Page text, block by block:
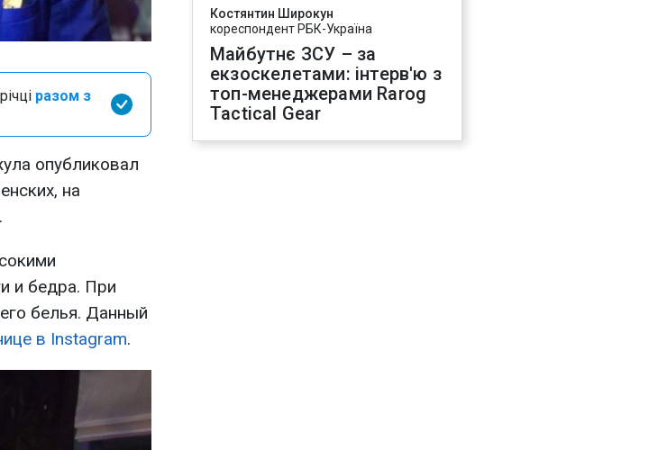
разом з
опубликовал
на
и бедра. При
белья. Данный
в Instagram.
Костянтин Широкун
кореспондент РБК-Україна
Майбутнє ЗСУ – за
екзоскелетами: інтерв'ю з
топ-менеджерами Rarog
Tactical Gear